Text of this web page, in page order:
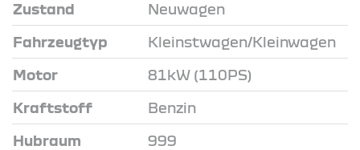
Zustand Neuwagen
Fahrzeugtyp Kleinstwagen/Kleinwagen
Motor 81kW (110PS)
Kraftstoff Benzin
Hubraum 999